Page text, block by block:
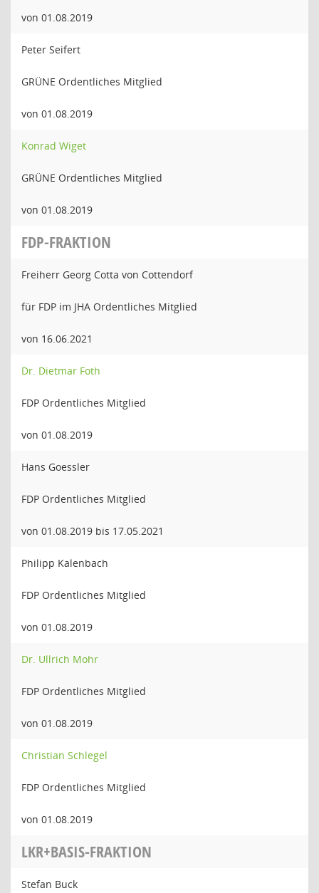
von 01.08.2019
Peter Seifert
GRÜNE Ordentliches Mitglied
von 01.08.2019
Konrad Wiget
GRÜNE Ordentliches Mitglied
von 01.08.2019
FDP-FRAKTION
Freiherr Georg Cotta von Cottendorf
für FDP im JHA Ordentliches Mitglied
von 16.06.2021
Dr. Dietmar Foth
FDP Ordentliches Mitglied
von 01.08.2019
Hans Goessler
FDP Ordentliches Mitglied
von 01.08.2019 bis 17.05.2021
Philipp Kalenbach
FDP Ordentliches Mitglied
von 01.08.2019
Dr. Ullrich Mohr
FDP Ordentliches Mitglied
von 01.08.2019
Christian Schlegel
FDP Ordentliches Mitglied
von 01.08.2019
LKR+BASIS-FRAKTION
Stefan Buck